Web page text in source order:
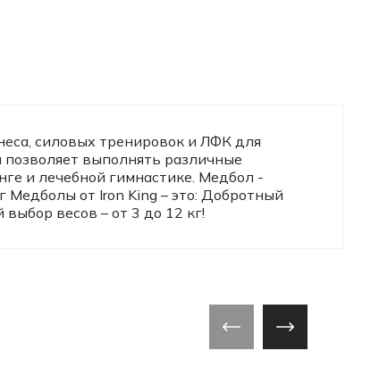
силовых тренировок и ЛФК для
выполнять различные
и лечебной гимнастике. Медбол -
Медболы от Iron King – это: Добротный
весов – от 3 до 12 кг!